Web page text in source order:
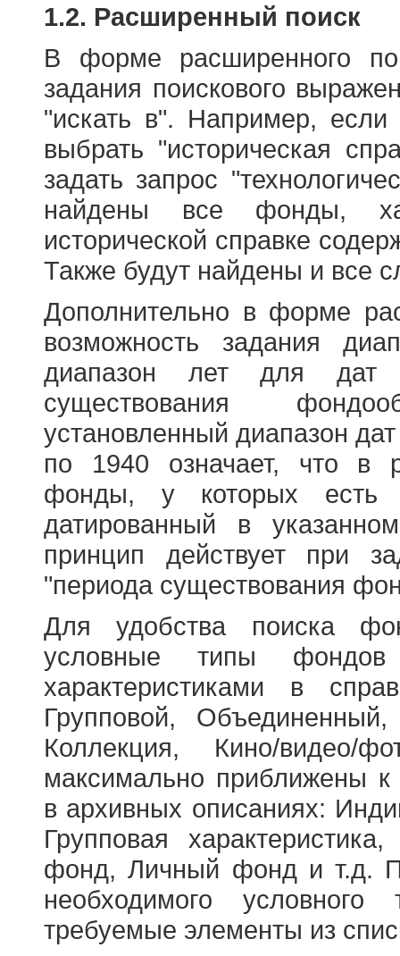
1.2. Расширенный поиск
В форме расширенного
задания поискового
"искать в". Например,
выбрать "историческая
задать запрос
найдены все фонды,
исторической справке
Также будут найдены и все
Дополнительно в форме
возможность задания
диапазон лет для
существования
установленный диапазон
по 1940 означает, что в
фонды, у которых есть
датированный в
принцип действует при
"периода существования
Для удобства поиска
условные типы
характеристиками в
Групповой,
Коллекция, Кино/
максимально приближены
в архивных описаниях:
Групповая
фонд, Личный фонд и т.д.
необходимого
требуемые элементы из